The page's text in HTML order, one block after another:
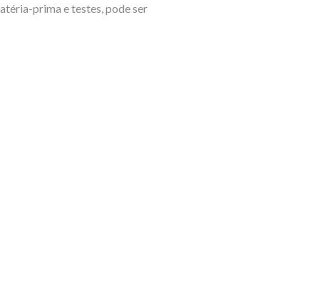
prima e testes, pode ser